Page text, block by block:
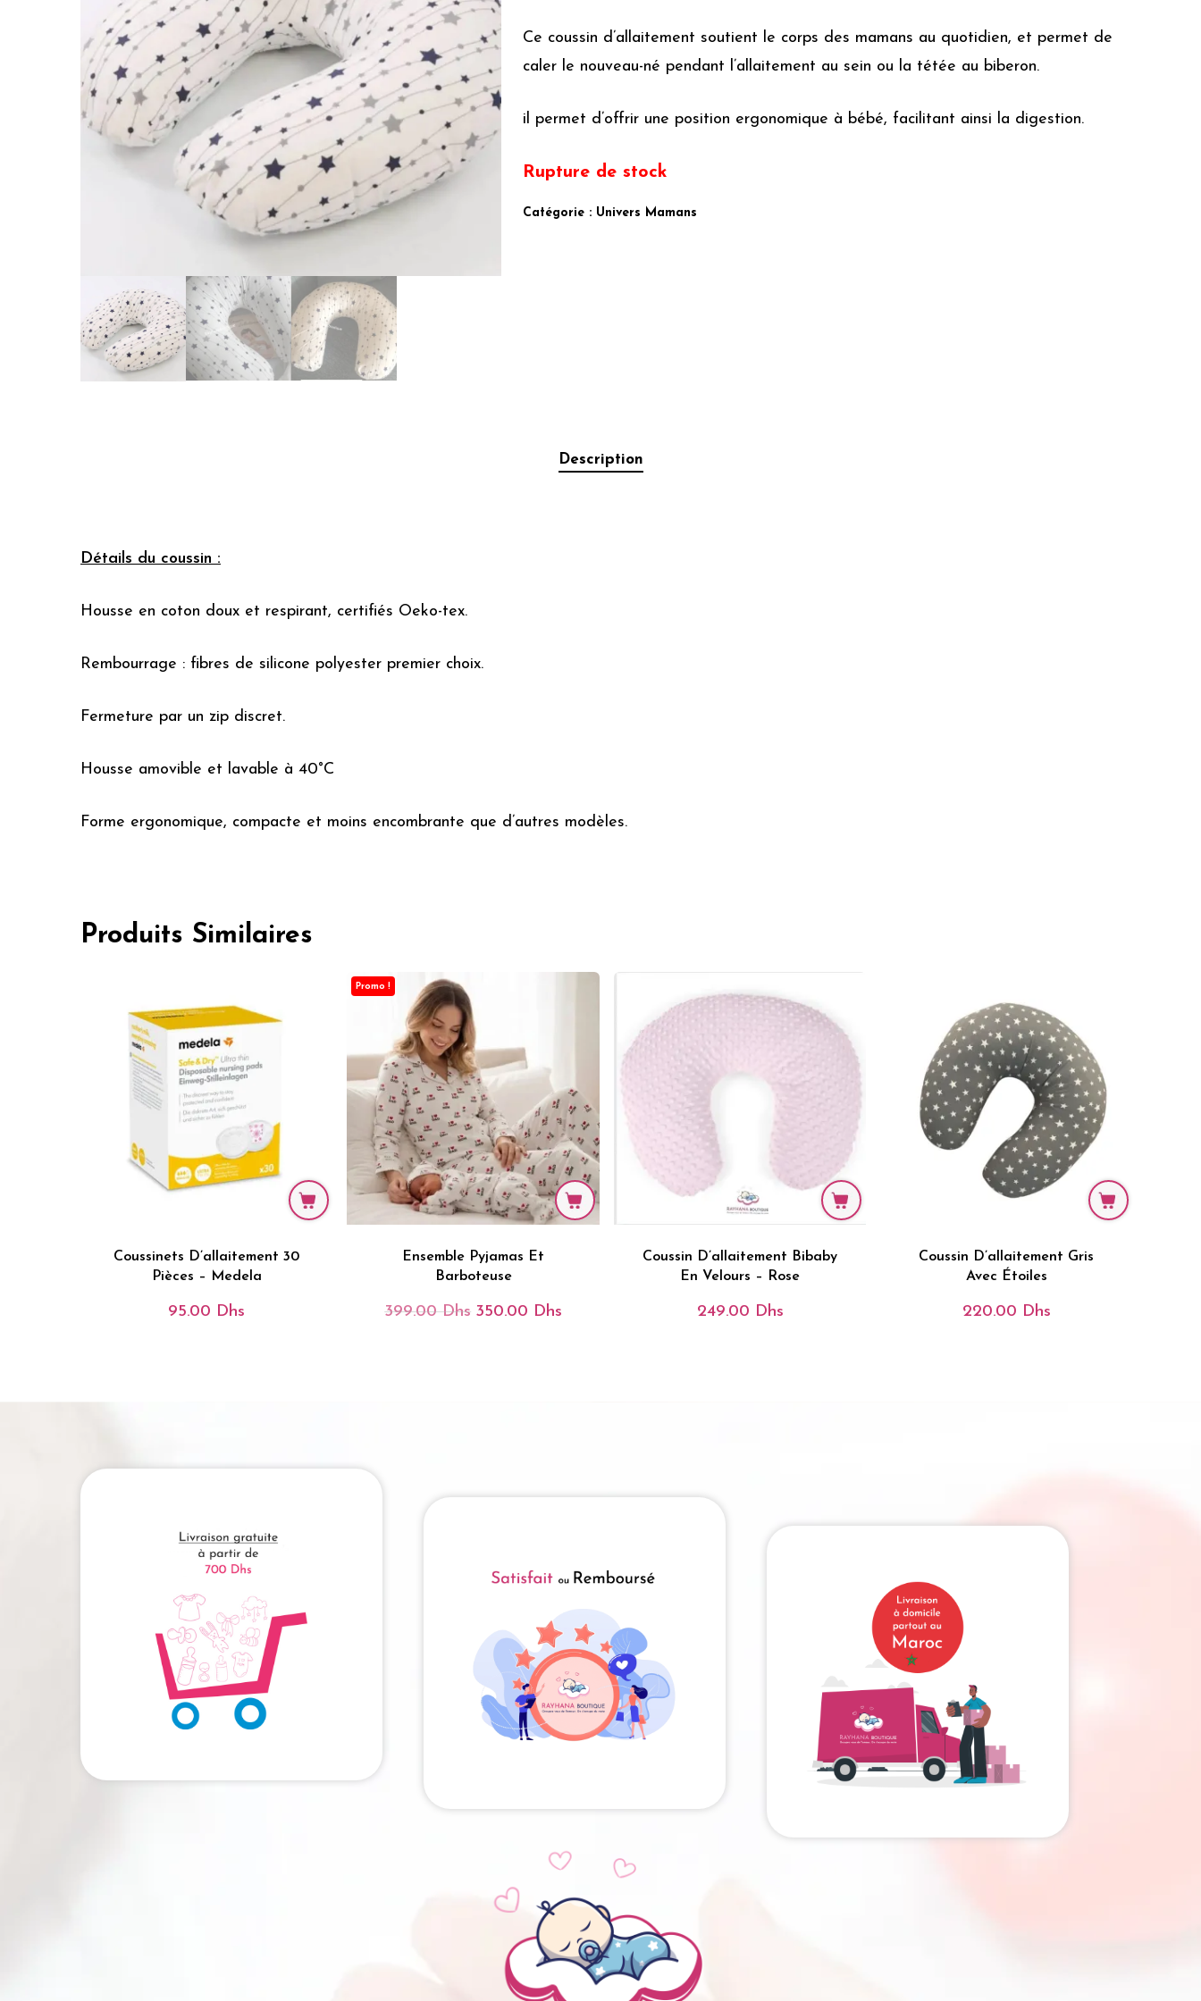
Ce coussin d’allaitement soutient le corps des mamans au quotidien, et permet de
caler le nouveau-né pendant l’allaitement au sein ou la tétée au biberon.
il permet d’offrir une position ergonomique à bébé, facilitant ainsi la digestion.
Rupture de stock
Catégorie : Univers Mamans
Description
Détails du coussin :
Housse en coton doux et respirant, certifiés Oeko-tex.
Rembourrage : fibres de silicone polyester premier choix.
Fermeture par un zip discret.
Housse amovible et lavable à 40°C
Forme ergonomique, compacte et moins encombrante que d’autres modèles.
Produits Similaires
Coussinets D’allaitement 30
Pièces – Medela
95.00 Dhs
Promo !
Ensemble Pyjamas Et
Barboteuse
399.00Dhs Le
350.00 Dhs
Coussin D’allaitement Bibaby
En Velours – Rose
249.00 Dhs
Coussin D’allaitement Gris
Avec Étoiles
220.00 Dhs